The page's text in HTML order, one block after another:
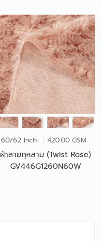
60/62 Inch 420.00 GSM
ผ้าลายกุหลาบ (Twist Rose)
GV446G1260N60W